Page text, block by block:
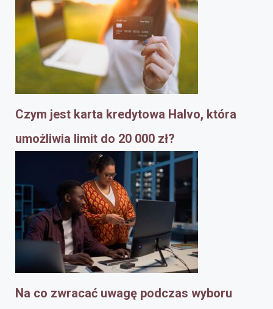
Czym jest karta kredytowa Halvo, która
umożliwia limit do 20 000 zł?
Na co zwracać uwagę podczas wyboru